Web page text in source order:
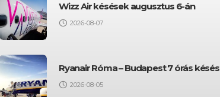
Wizz Air késések augusztus 6-án
2026-08-07
Ryanair Róma – Budapest 7 órás késés
2026-08-05